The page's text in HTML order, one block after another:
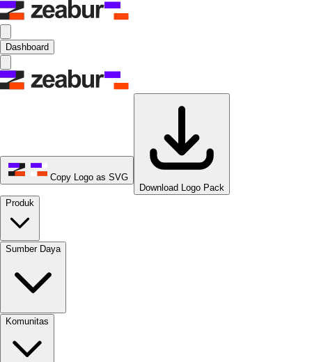
Dashboard
Copy Logo as SVG
Download Logo Pack
Produk
Sumber Daya
Komunitas